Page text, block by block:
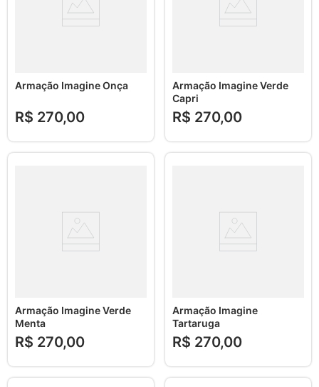
Armação Imagine Onça
R$ 270,00
Armação Imagine Verde
Capri
R$ 270,00
Armação Imagine Verde
Menta
R$ 270,00
Armação Imagine
Tartaruga
R$ 270,00